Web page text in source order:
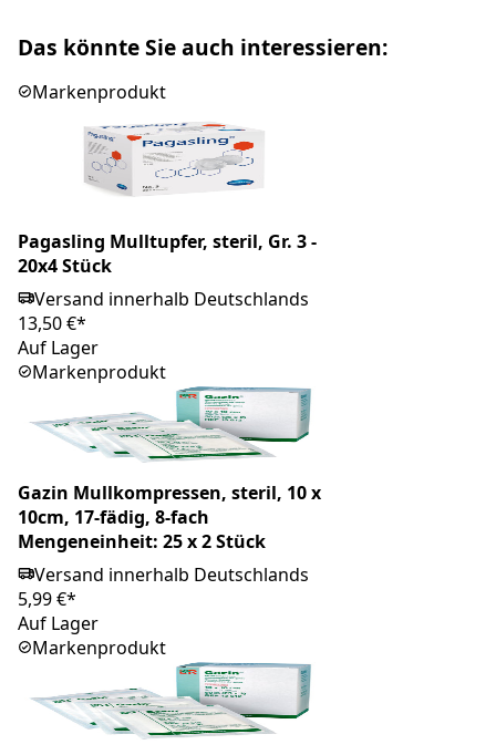
Das könnte Sie auch interessieren:
Markenprodukt
Pagasling Mulltupfer, steril, Gr. 3 -
20x4 Stück
Versand innerhalb Deutschlands
13,50 €*
Auf Lager
Markenprodukt
Gazin Mullkompressen, steril, 10 x
10cm, 17-fädig, 8-fach
Mengeneinheit: 25 x 2 Stück
Versand innerhalb Deutschlands
5,99 €*
Auf Lager
Markenprodukt